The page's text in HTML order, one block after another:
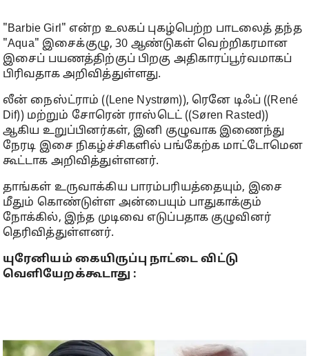
"Barbie Girl" என்ற உலகப் புகழ்பெற்ற பாடலைத் தந்த
"Aqua" இசைக்குழு, 30 ஆண்டுகள் வெற்றிகரமான
இசைப் பயணத்திற்குப் பிறகு அதிகாரப்பூர்வமாகப்
பிரிவதாக அறிவித்துள்ளது.
லீன் நைஸ்ட்ராம் ((Lene Nystrøm)), ரெனே டிஃப் ((René
Dif)) மற்றும் சோரென் ராஸ்டெட் ((Søren Rasted))
ஆகிய உறுப்பினர்கள், இனி குழுவாக இணைந்து
நேரடி இசை நிகழ்ச்சிகளில் பங்கேற்க மாட்டோமென
கூட்டாக அறிவித்துள்ளனர்.
தாங்கள் உருவாக்கிய பாரம்பரியத்தையும், இசை
மீதும் கொண்டுள்ள அன்பையும் பாதுகாக்கும்
நோக்கில், இந்த முடிவை எடுப்பதாக குழுவினர்
தெரிவித்துள்ளனர்.
யுரேனியம் கையிருப்பு நாட்டை விட்டு
வெளியேறக்கூடாது :